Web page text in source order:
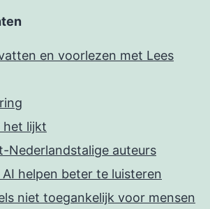
en voorlezen met Lees
het lijkt
Nederlandstalige auteurs
helpen beter te luisteren
niet toegankelijk voor mensen